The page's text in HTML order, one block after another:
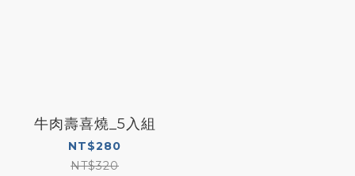
牛肉壽喜燒_5入組
NT$280
NT$320